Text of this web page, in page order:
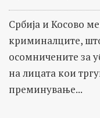
Србија и Косово
криминалците,
осомничените за
на лицата кои
преминување...